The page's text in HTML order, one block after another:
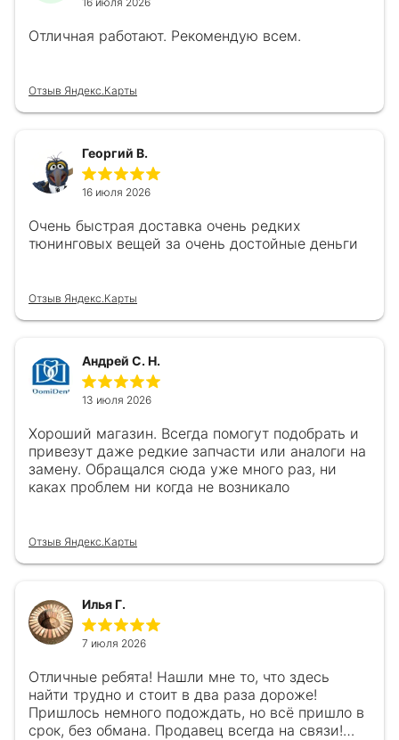
Отличная работают. Рекомендую всем.
Отзыв Яндекс.Карты
Георгий В.
16 июля 2026
Очень быстрая доставка очень редких
тюнинговых вещей за очень достойные деньги
Отзыв Яндекс.Карты
Андрей С. Н.
13 июля 2026
Хороший магазин. Всегда помогут подобрать и
привезут даже редкие запчасти или аналоги на
замену. Обращался сюда уже много раз, ни
каках проблем ни когда не возникало
Отзыв Яндекс.Карты
Илья Г.
7 июля 2026
Отличные ребята! Нашли мне то, что здесь
найти трудно и стоит в два раза дороже!
Пришлось немного подождать, но всё пришло в
срок, без обмана. Продавец всегда на связи!